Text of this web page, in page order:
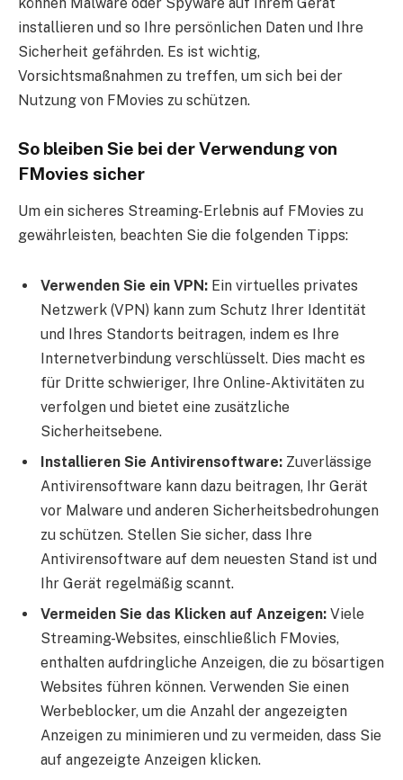
installieren und so Ihre persönlichen Daten und Ihre
Sicherheit gefährden. Es ist wichtig,
Vorsichtsmaßnahmen zu treffen, um sich bei der
Nutzung von FMovies zu schützen.
So bleiben Sie bei der Verwendung von
FMovies sicher
Um ein sicheres Streaming-Erlebnis auf FMovies zu
gewährleisten, beachten Sie die folgenden Tipps:
Verwenden Sie ein VPN: Ein virtuelles privates
Netzwerk (VPN) kann zum Schutz Ihrer Identität
und Ihres Standorts beitragen, indem es Ihre
Internetverbindung verschlüsselt. Dies macht es
für Dritte schwieriger, Ihre Online-Aktivitäten zu
verfolgen und bietet eine zusätzliche
Sicherheitsebene.
Installieren Sie Antivirensoftware: Zuverlässige
Antivirensoftware kann dazu beitragen, Ihr Gerät
vor Malware und anderen Sicherheitsbedrohungen
zu schützen. Stellen Sie sicher, dass Ihre
Antivirensoftware auf dem neuesten Stand ist und
Ihr Gerät regelmäßig scannt.
Vermeiden Sie das Klicken auf Anzeigen: Viele
Streaming-Websites, einschließlich FMovies,
enthalten aufdringliche Anzeigen, die zu bösartigen
Websites führen können. Verwenden Sie einen
Werbeblocker, um die Anzahl der angezeigten
Anzeigen zu minimieren und zu vermeiden, dass Sie
auf angezeigte Anzeigen klicken.